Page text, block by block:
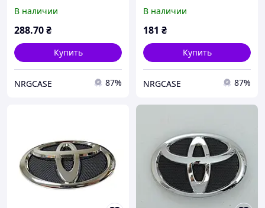
(Завод)
В наличии
288.70₴
Купить
NRGCASE 87%
В наличии
181 ₴
Купить
NRGCASE 87%